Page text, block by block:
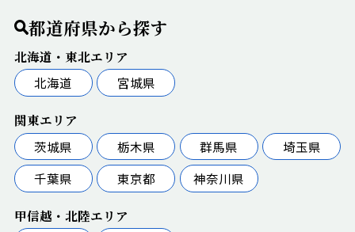
都道府県から探す
北海道・東北エリア
北海道
宮城県
関東エリア
茨城県
栃木県 群馬県
埼玉県
千葉県
東京都 神奈川県
甲信越・北陸エリア